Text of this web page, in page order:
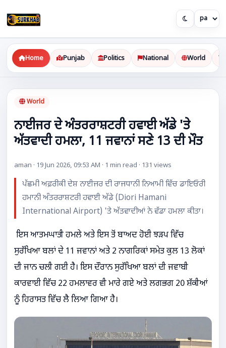
Home Punjab Politics National World
World
ਨਾਈਜਰ ਦੇ ਅੰਤਰਰਾਸ਼ਟਰੀ ਹਵਾਈ ਅੱਡੇ 'ਤੇ
ਅੱਤਵਾਦੀ ਹਮਲਾ, 11 ਜਵਾਨਾਂ ਸਣੇ 13 ਦੀ ਮੌਤ
aman · 19 Jun 2026, 09:53 AM · 1 min read · 131 views
ਪੱਛਮੀ ਅਫ਼ਰੀਕੀ ਦੇਸ਼ ਨਾਈਜਰ ਦੀ ਰਾਜਧਾਨੀ ਨਿਆਮੀ ਵਿੱਚ ਡਾਇਓਰੀ
ਹਮਾਨੀ ਅੰਤਰਰਾਸ਼ਟਰੀ ਹਵਾਈ ਅੱਡੇ (Diori Hamani
International Airport) 'ਤੇ ਅੱਤਵਾਦੀਆਂ ਨੇ ਵੱਡਾ ਹਮਲਾ ਕੀਤਾ।
ਇਸ ਆਤਮਘਾਤੀ ਹਮਲੇ ਅਤੇ ਇਸ ਤੋਂ ਬਾਅਦ ਹੋਈ ਝੜਪ ਵਿੱਚ
ਸੁਰੱਖਿਆ ਬਲਾਂ ਦੇ 11 ਜਵਾਨਾਂ ਅਤੇ 2 ਨਾਗਰਿਕਾਂ ਸਮੇਤ ਕੁਲ 13 ਲੋਕਾਂ
ਦੀ ਜਾਨ ਚਲੀ ਗਈ ਹੈ। ਇਸ ਦੌਰਾਨ ਸੁਰੱਖਿਆ ਬਲਾਂ ਦੀ ਜਵਾਬੀ
ਕਾਰਵਾਈ ਵਿੱਚ 22 ਹਮਲਾਵਰ ਵੀ ਮਾਰੇ ਗਏ ਅਤੇ ਲਗਭਗ 20 ਸ਼ੱਕੀਆਂ
ਨੂੰ ਹਿਰਾਸਤ ਵਿੱਚ ਲੈ ਲਿਆ ਗਿਆ ਹੈ।